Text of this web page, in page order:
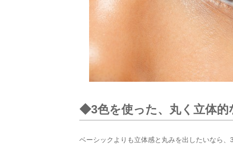
◆3色を使った、丸く立体的
ベーシックよりも立体感と丸みを出したいなら、